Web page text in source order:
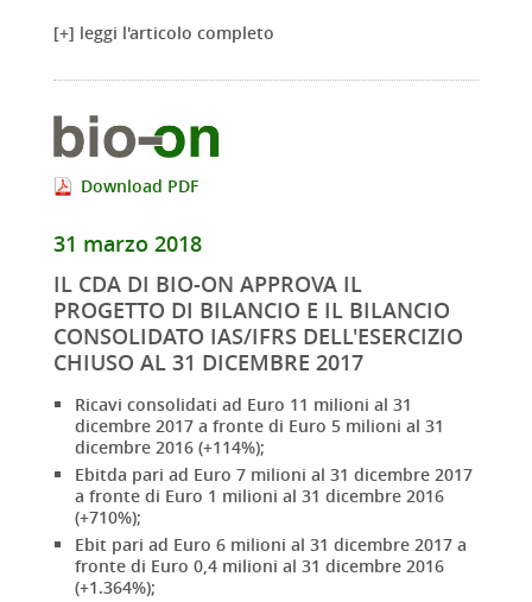
[+] leggi l'articolo completo
Download PDF
31 marzo 2018
IL CDA DI BIO-ON APPROVA IL
PROGETTO DI BILANCIO E IL BILANCIO
CONSOLIDATO IAS/IFRS DELL'ESERCIZIO
CHIUSO AL 31 DICEMBRE 2017
Ricavi consolidati ad Euro 11 milioni al 31
dicembre 2017 a fronte di Euro 5 milioni al 31
dicembre 2016 (+114%);
Ebitda pari ad Euro 7 milioni al 31 dicembre 2017
a fronte di Euro 1 milioni al 31 dicembre 2016
(+710%);
Ebit pari ad Euro 6 milioni al 31 dicembre 2017 a
fronte di Euro 0,4 milioni al 31 dicembre 2016
(+1.364%);